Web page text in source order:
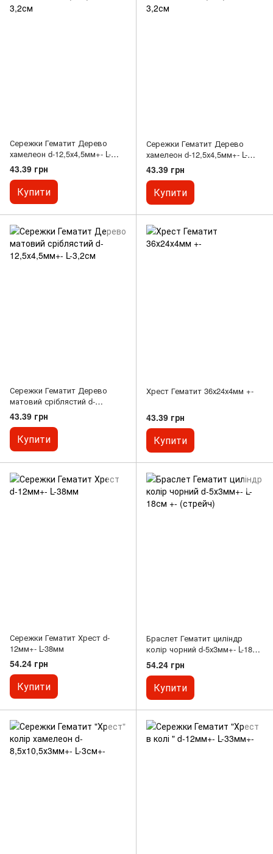
Сережки Гематит Дерево
хамелеон d-12,5х4,5мм+- L-
3,2см
43.39 грн
Купити
Сережки Гематит Дерево
хамелеон d-12,5х4,5мм+- L-
3,2см
43.39 грн
Купити
Сережки Гематит Дерево
матовий сріблястий d-
12,5х4,5мм+- L-3,2см
43.39 грн
Купити
Хрест Гематит 36х24х4мм +-
43.39 грн
Купити
Сережки Гематит Хрест d-
12мм+- L-38мм
54.24 грн
Купити
Браслет Гематит циліндр
колір чорний d-5х3мм+- L-18см
+- (стрейч)
54.24 грн
Купити